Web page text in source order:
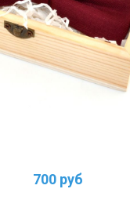
700 руб